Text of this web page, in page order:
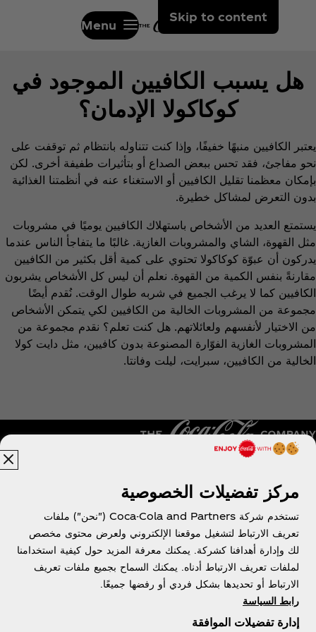
Skip to content
Menu
هل يسبب الكافيين الموجود في
كوكاكولا الإدمان؟
يعتبر الكافيين منبهًا خفيفًا، وإذا كنت تتناوله بانتظام ثم توقفت على
نحو مفاجئ، فقد تحس ببعض الصداع أو بتأثيرات طفيفة أخرى. لكن
بإمكان معظمنا تقليل الكافيين أو الاستغناء عنه في أنظمتنا الغذائية
بدون التعرض لمشاكل خطيرة.
يستمتع العديد من الأشخاص باستهلاك الكافيين يوميًا في مشروبات
مثل القهوة، الشاي والمشروبات الغازية. غالبًا ما يتفاجأ الناس عندما
يدركون أن عبوّة كوكاكولا تحتوي على كمية أقل بكثير من الكافيين
مقارنةً بنفس الكمية من القهوة. نعلم أن ليس كل الأشخاص يشربون
الكافيين كما لا يرغب الجميع في شربه طوال الوقت. نُقدم أيضًا
مجموعة من المشروبات الخالية من الكافيين لكي يتمكن الأشخاص
من الاختيار لأنفسهم ولعائلاتهم. هل كنت تعلم؟ نقدم مجموعة من
المشروبات الغازية الفوّارة المصنوعة بدون كافيين، مثل دايت كولا
الخالية من الكافيين، سبرايت، ليلت وفانتا.
الجزائر | عربي
معلومات عنا
مركز تفضيلات الخصوصية
تستخدم شركة Coca-Cola and Partners ("نحن") ملفات
تعريف الارتباط لتشغيل موقعنا الإلكتروني ولعرض محتوى مخصص
لك وإدارة أهدافنا كشركة. يمكنك معرفة المزيد حول كيفية استخدامنا
لملفات تعريف الارتباط أدناه. يمكنك السماح بجميع ملفات تعريف
الارتباط أو تحديدها بشكل فردي أو رفضها جميعًا.
رابط السياسة
إدارة تفضيلات الموافقة